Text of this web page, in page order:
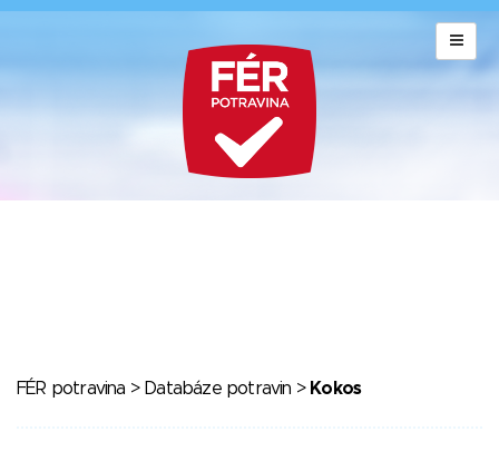
FÉR potravina > Databáze potravin > Kokos